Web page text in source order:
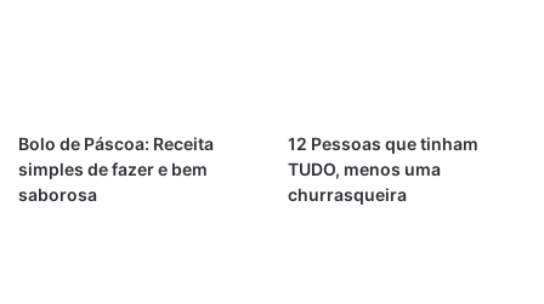
Bolo de Páscoa: Receita
simples de fazer e bem
saborosa
12 Pessoas que tinham
TUDO, menos uma
churrasqueira